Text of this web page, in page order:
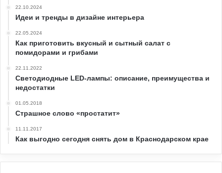
22.10.2024
Идеи и тренды в дизайне интерьера
22.05.2024
Как приготовить вкусный и сытный салат с
помидорами и грибами
22.11.2022
Светодиодные LED-лампы: описание, преимущества и
недостатки
01.05.2018
Страшное слово «простатит»
11.11.2017
Как выгодно сегодня снять дом в Краснодарском крае